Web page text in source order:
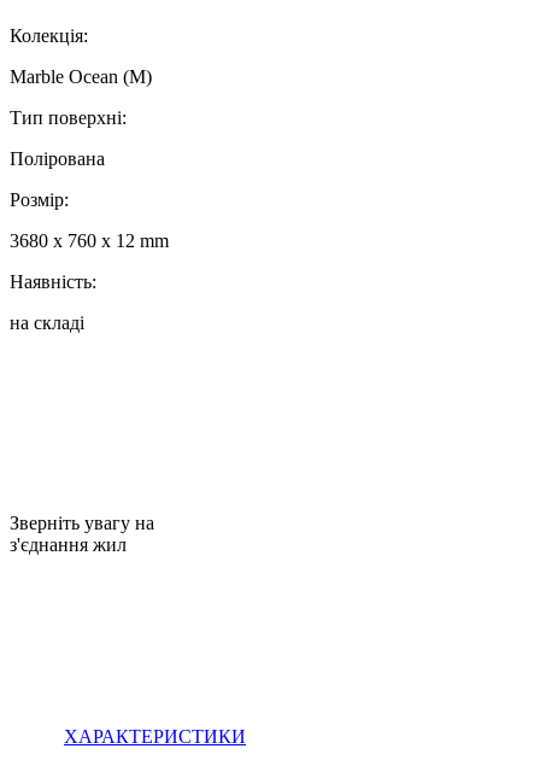
Колекція:
Marble Ocean (M)
Тип поверхні:
Полірована
Розмір:
3680 x 760 x 12 mm
Наявність:
на складі
Зверніть увагу на
з'єднання жил
ХАРАКТЕРИСТИКИ